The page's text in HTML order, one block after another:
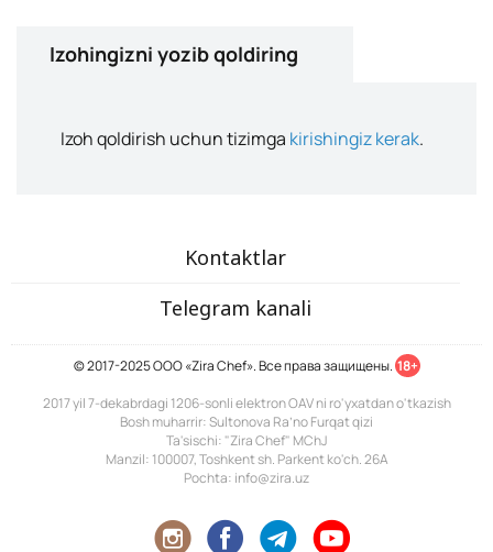
Izohingizni yozib qoldiring
Izoh qoldirish uchun tizimga kirishingiz kerak.
Kontaktlar
Telegram kanali
© 2017-2025 ООО «Zira Chef». Все права защищены. 18+
2017 yil 7-dekabrdagi 1206-sonli elektron OAV ni ro'yxatdan o'tkazish
Bosh muharrir: Sultonova Ra’no Furqat qizi
Ta'sischi: "Zira Chef" MChJ
Manzil: 100007, Toshkent sh. Parkent ko'ch. 26A
Pochta: info@zira.uz